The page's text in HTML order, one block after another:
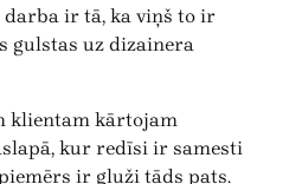
ir tā, ka viņš to ir
gulstas uz dizainera
klientam kārtojam
kur redīsi ir samesti
ir gluži tāds pats.